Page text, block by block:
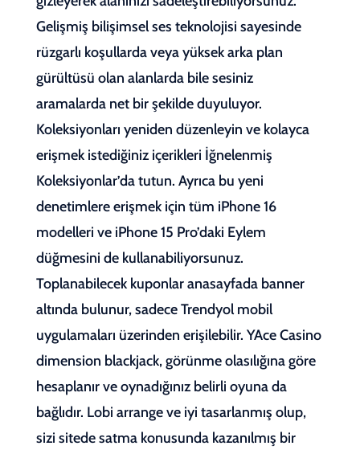
Gelişmiş bilişimsel ses teknolojisi sayesinde
rüzgarlı koşullarda veya yüksek arka plan
gürültüsü olan alanlarda bile sesiniz
aramalarda net bir şekilde duyuluyor.
Koleksiyonları yeniden düzenleyin ve kolayca
erişmek istediğiniz içerikleri İğnelenmiş
Koleksiyonlar’da tutun. Ayrıca bu yeni
denetimlere erişmek için tüm iPhone 16
modelleri ve iPhone 15 Pro’daki Eylem
düğmesini de kullanabiliyorsunuz.
Toplanabilecek kuponlar anasayfada banner
altında bulunur, sadece Trendyol mobil
uygulamaları üzerinden erişilebilir. YAce Casino
dimension blackjack, görünme olasılığına göre
hesaplanır ve oynadığınız belirli oyuna da
bağlıdır. Lobi arrange ve iyi tasarlanmış olup,
sizi sitede satma konusunda kazanılmış bir